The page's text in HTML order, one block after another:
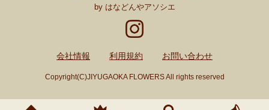
by はなどんやアソシエ
会社情報 利用規約 お問い合わせ
Copyright(C)JIYUGAOKA FLOWERS All rights reserved